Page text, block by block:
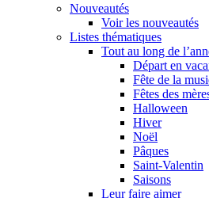
Nouveautés
Voir les nouveautés
Listes thématiques
Tout au long de
Départ en
Fête de la
Fêtes des
Halloween
Hiver
Noël
Pâques
Saint-Valentin
Saisons
Leur faire aimer